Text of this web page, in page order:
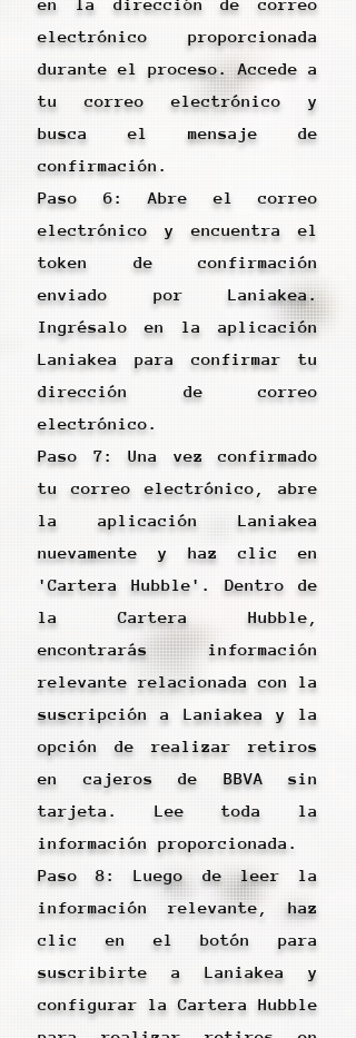
en la dirección de correo
electrónico proporcionada
durante el proceso. Accede a
tu correo electrónico y
busca el mensaje de
confirmación.
Paso 6: Abre el correo
electrónico y encuentra el
token de confirmación
enviado por Laniakea.
Ingrésalo en la aplicación
Laniakea para confirmar tu
dirección de correo
electrónico.
Paso 7: Una vez confirmado
tu correo electrónico, abre
la aplicación Laniakea
nuevamente y haz clic en
'Cartera Hubble'. Dentro de
la Cartera Hubble,
encontrarás información
relevante relacionada con la
suscripción a Laniakea y la
opción de realizar retiros
en cajeros de BBVA sin
tarjeta. Lee toda la
información proporcionada.
Paso 8: Luego de leer la
información relevante, haz
clic en el botón para
suscribirte a Laniakea y
configurar la Cartera Hubble